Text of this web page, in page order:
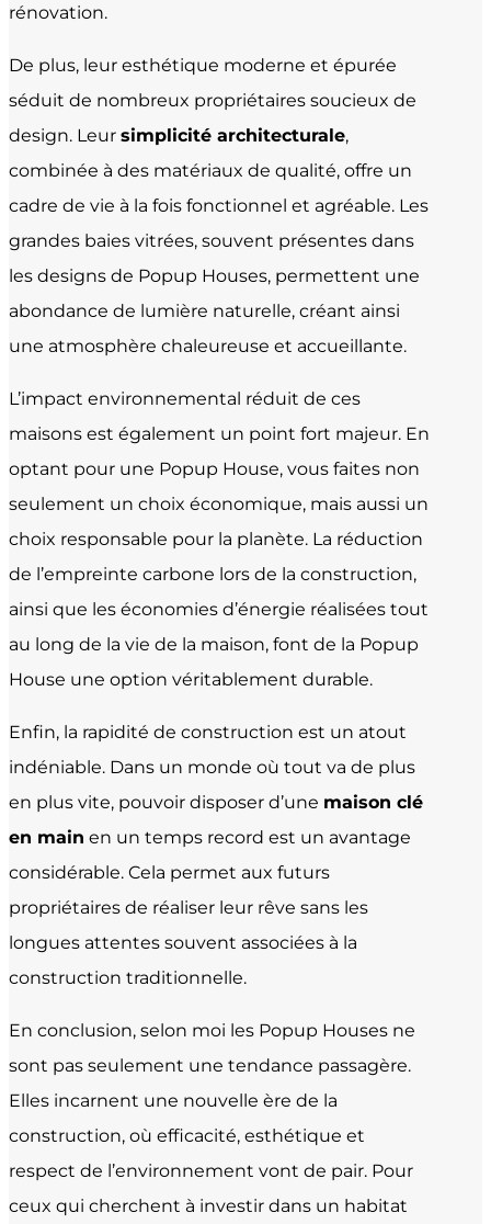
rénovation.
De plus, leur esthétique moderne et épurée
séduit de nombreux propriétaires soucieux de
design. Leur simplicité architecturale,
combinée à des matériaux de qualité, offre un
cadre de vie à la fois fonctionnel et agréable. Les
grandes baies vitrées, souvent présentes dans
les designs de Popup Houses, permettent une
abondance de lumière naturelle, créant ainsi
une atmosphère chaleureuse et accueillante.
L’impact environnemental réduit de ces
maisons est également un point fort majeur. En
optant pour une Popup House, vous faites non
seulement un choix économique, mais aussi un
choix responsable pour la planète. La réduction
de l’empreinte carbone lors de la construction,
ainsi que les économies d’énergie réalisées tout
au long de la vie de la maison, font de la Popup
House une option véritablement durable.
Enfin, la rapidité de construction est un atout
indéniable. Dans un monde où tout va de plus
en plus vite, pouvoir disposer d’une maison clé
en main en un temps record est un avantage
considérable. Cela permet aux futurs
propriétaires de réaliser leur rêve sans les
longues attentes souvent associées à la
construction traditionnelle.
En conclusion, selon moi les Popup Houses ne
sont pas seulement une tendance passagère.
Elles incarnent une nouvelle ère de la
construction, où efficacité, esthétique et
respect de l’environnement vont de pair. Pour
ceux qui cherchent à investir dans un habitat